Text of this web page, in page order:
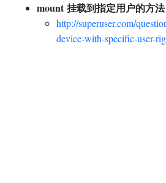
mount 挂载到指定用户的方法
http://superuser.com/
device-with-specific-user-